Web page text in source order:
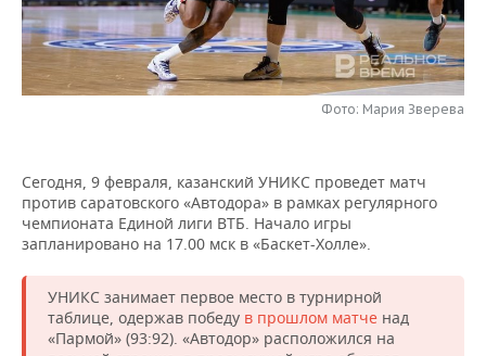
НЕФТЕХИМИЯ
НЕФТЬ
РОЗНИЧНАЯ ТОРГОВЛЯ
ТРАНСПОРТ
НОВОСТИ ТЕХНОЛОГИЙ
IT
ТЕЛЕКОММУНИКАЦИИ
МЕРОПРИЯТИЯ
НОВОСТИ МЕРОПРИЯТИЙ
БИЗНЕС-БРАНЧИ
ONLINE-КОНФЕРЕНЦИИ
ОТКРЫТАЯ ЛЕКЦИЯ
СПОРТ
ФУТБОЛ
ХОККЕЙ
БАСКЕТБОЛ
ВОЛЕЙБОЛ
НОВОСТИ ОБЩЕСТВА
ВЛАСТЬ
ИНФРАСТРУКТУРА
ИСТОРИЯ
ФОТОГАЛЕРЕЯ
СЮЖЕТЫ
СПРАВОЧНИК
СПИСОК ПЕРСОН
ПОЛНАЯ ВЕРСИЯ
Фото: Мария Зверева
Сегодня, 9 февраля, казанский УНИКС проведет матч
против саратовского «Автодора» в рамках регулярного
чемпионата Единой лиги ВТБ. Начало игры
запланировано на 17.00 мск в «Баскет-Холле».
УНИКС занимает первое место в турнирной
таблице, одержав победу в прошлом матче над
«Пармой» (93:92). «Автодор» расположился на